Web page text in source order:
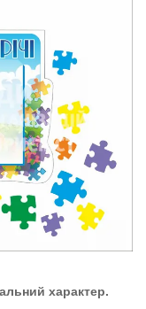
характер.